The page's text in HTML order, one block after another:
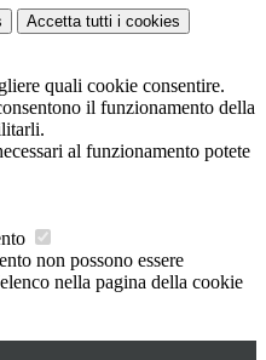
Accetta tutti i cookies
quali cookie consentire.
il funzionamento della
al funzionamento potete
non possono essere
nella pagina della cookie